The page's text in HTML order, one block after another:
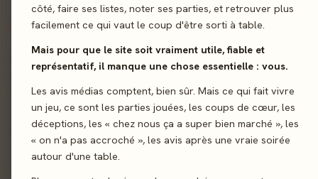
côté, faire ses listes, noter ses parties, et retrouver plus
facilement ce qui vaut le coup d'être sorti à table.
Mais pour que le site soit vraiment utile, fiable et
représentatif, il manque une chose essentielle : vous.
Les avis médias comptent, bien sûr. Mais ce qui fait vivre
un jeu, ce sont les parties jouées, les coups de cœur, les
déceptions, les « chez nous ça a super bien marché », les
« on n'a pas accroché », les avis après une vraie soirée
autour d'une table.
01 - LE JEU
Notre pays se prépare à la guerre ! Manhattan Project : War
Machine est un jeu de gestion d'ouvriers avec des dés, où
êtes le leader ! Vous êtes le chef, à vous de développer
nation pour qu’elle devienne la plus grande puissance
monde.. Gagnez des points avec votre production, en
vos objectifs, en développant votre infrastructure et en